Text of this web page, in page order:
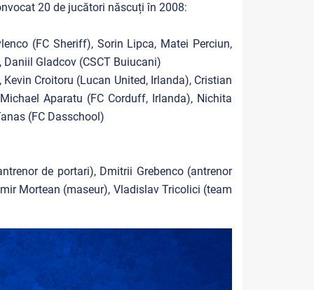
20 de jucători născuți în 2008:
(FC Sheriff), Sorin Lipca, Matei Perciun,
Gladcov (CSCT Buiucani)
Croitoru (Lucan United, Irlanda), Cristian
Aparatu (FC Corduff, Irlanda), Nichita
(FC Dasschool)
de portari), Dmitrii Grebenco (antrenor
Mortean (maseur), Vladislav Tricolici (team